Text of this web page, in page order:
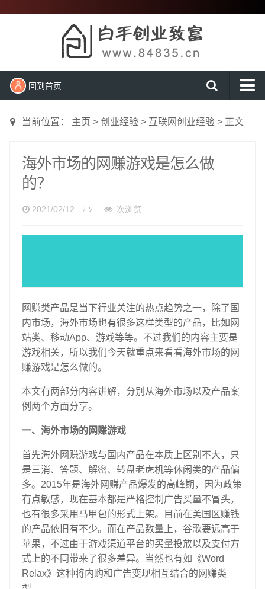
回到首页
创业项目
创业经验
创业投融资知识
上市知识
创业观察
海外之窗
关于我们
当前位置： 主页 >创业经验 > 互联网创业经验 > 正文
海外市场的网赚游戏是怎么做
的？
2021/02/12 次浏览
网赚类产品是当下行业关注的热点趋势之一，除了国
内市场，海外市场也有很多这样类型的产品，比如网
站类、移动App、游戏等等。不过我们的内容主要是
游戏相关，所以我们今天就重点来看看海外市场的网
赚游戏是怎么做的。
本文有两部分内容讲解，分别从海外市场以及产品案
例两个方面分享。
一、海外市场的网赚游戏
首先海外网赚游戏与国内产品在本质上区别不大，只
是三消、答题、解密、转盘老虎机等休闲类的产品偏
多。 2015年是海外网赚产品爆发的高峰期，因为政策
有点敏感，现在基本都是严格控制广告买量不冒头，
也有很多采用马甲包的形式上架。
目前在美国区赚钱
的产品依旧有不少。 而在产品数量上，谷歌要远高于
苹果，不过由于游戏渠道平台的买量投放以及支付方
式上的不同带来了很多差异。 当然也有如《Word
Relax》这种将内购和广告变现相互结合的网赚类